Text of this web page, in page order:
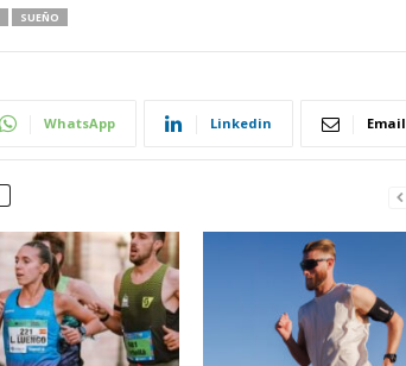
SUEÑO
WhatsApp Linkedin Email